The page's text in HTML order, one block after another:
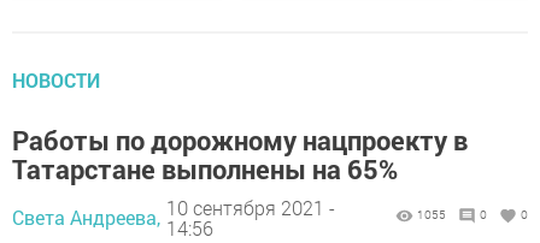
НОВОСТИ
Работы по дорожному нацпроекту в
Татарстане выполнены на 65%
Света Андреева, 10 сентября 2021 -
14:56
1055 0 0